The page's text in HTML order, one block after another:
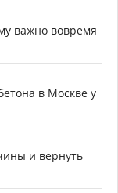
важно вовремя
в Москве у
и вернуть